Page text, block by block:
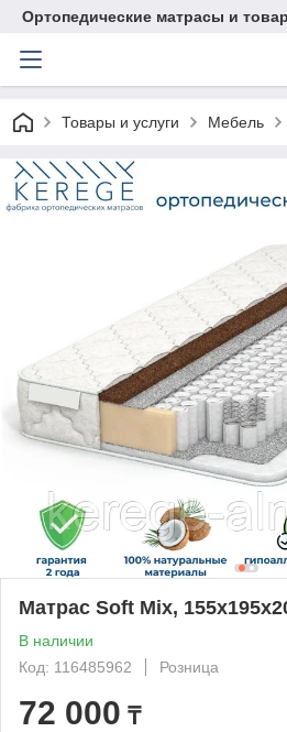
Ортопедические матрасы и
Товары и услуги Мебель
Матрас Soft Mix,
В наличии
Код: 116485962
Розница
72 000 ₸